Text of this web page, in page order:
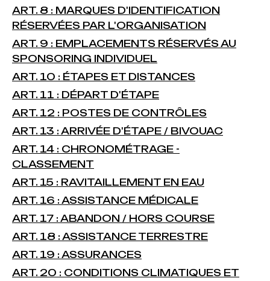
ART. 8 : MARQUES D'IDENTIFICATION
RÉSERVÉES PAR L'ORGANISATION
ART. 9 : EMPLACEMENTS RÉSERVÉS AU
SPONSORING INDIVIDUEL
ART. 10 : ÉTAPES ET DISTANCES
ART. 11 : DÉPART D'ÉTAPE
ART. 12 : POSTES DE CONTRÔLES
ART. 13 : ARRIVÉE D'ÉTAPE / BIVOUAC
ART. 14 : CHRONOMÉTRAGE -
CLASSEMENT
ART. 15 : RAVITAILLEMENT EN EAU
ART. 16 : ASSISTANCE MÉDICALE
ART. 17 : ABANDON / HORS COURSE
ART. 18 : ASSISTANCE TERRESTRE
ART. 19 : ASSURANCES
ART. 20 : CONDITIONS CLIMATIQUES ET